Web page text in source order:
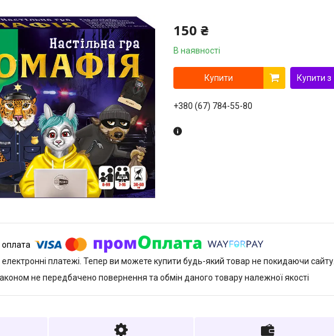
150 ₴
В наявності
Купити Купити з
+380 (67) 784-55-80
електронні платежі. Тепер ви можете купити будь-який товар не покидаючи сайту.
не передбачено повернення та обмін даного товару належної якості